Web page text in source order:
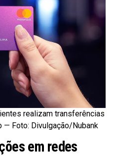
realizam transferências
— Foto: Divulgação/Nubank
em redes